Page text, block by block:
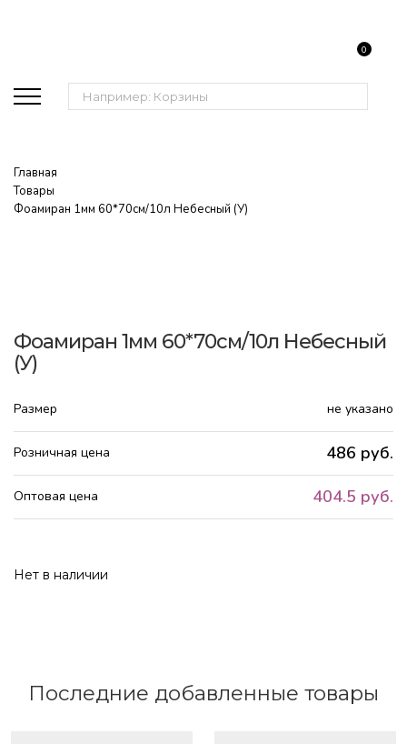
Поиск:
0
Главная
Товары
Фоамиран 1мм 60*70см/10л Небесный (У)
Фоамиран 1мм 60*70см/10л Небесный
(У)
Размер не указано
Розничная цена 486 руб.
Оптовая цена 404.5 руб.
Нет в наличии
Последние добавленные товары